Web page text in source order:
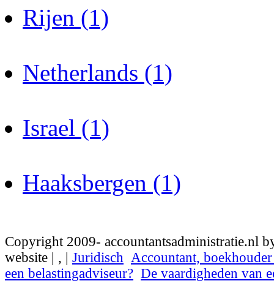
Rijen (1)
Netherlands (1)
Israel (1)
Haaksbergen (1)
Copyright 2009- accountantsadministratie.nl
website | , | Juridisch
Accountant,
een belastingadviseur? De vaardigheden van